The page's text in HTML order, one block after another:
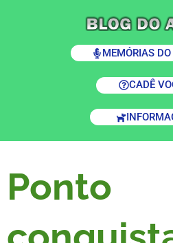
MEMÓRIAS
CADÊ
Ponto